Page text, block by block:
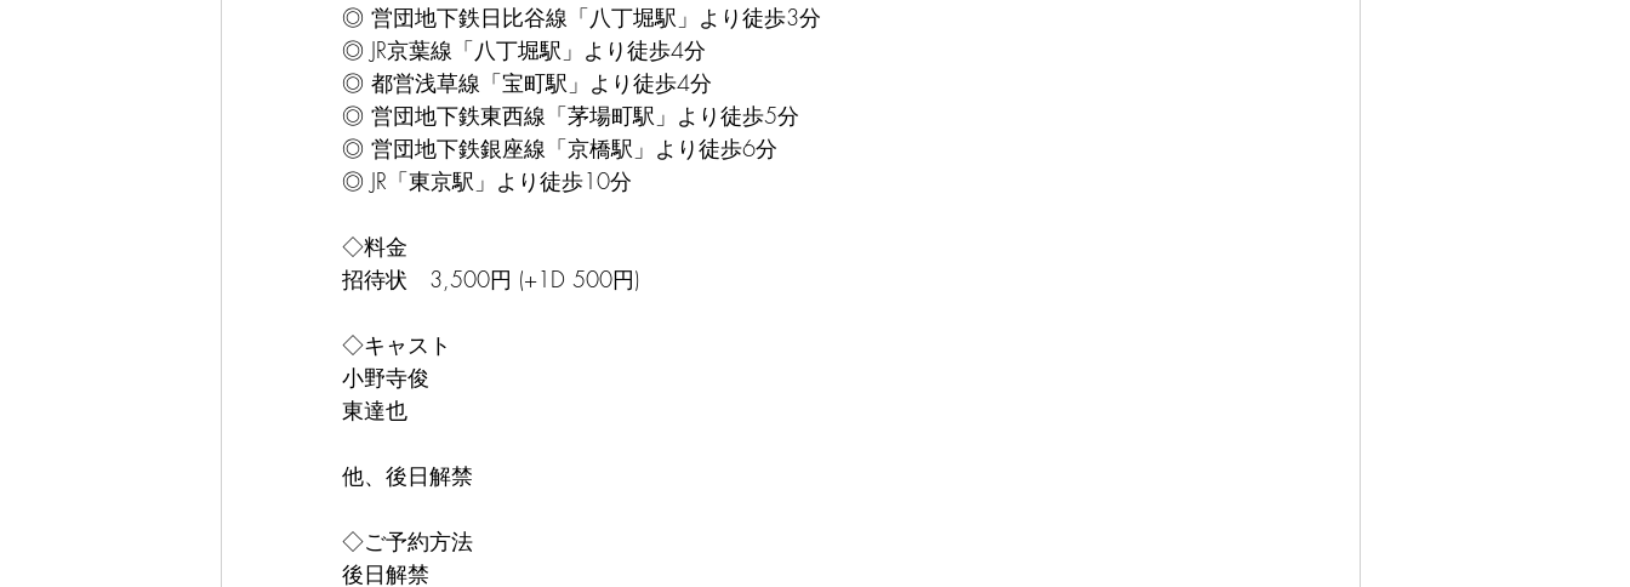
◎ 営団地下鉄日比谷線「八丁堀駅」より徒歩3分
◎ JR京葉線「八丁堀駅」より徒歩4分
◎ 都営浅草線「宝町駅」より徒歩4分
◎ 営団地下鉄東西線「茅場町駅」より徒歩5分
◎ 営団地下鉄銀座線「京橋駅」より徒歩6分
◎ JR「東京駅」より徒歩10分
◇料金
招待状　3,500円 (+1D 500円)
◇キャスト
小野寺俊
東達也
他、後日解禁
◇ご予約方法
後日解禁